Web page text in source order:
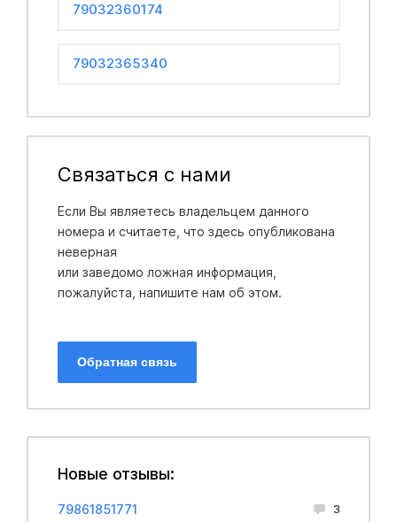
79032360174
79032365340
Связаться с нами
Если Вы являетесь владельцем данного
номера и считаете, что здесь опубликована
неверная
или заведомо ложная информация,
пожалуйста, напишите нам об этом.
Обратная связь
Новые отзывы:
79861851771 3